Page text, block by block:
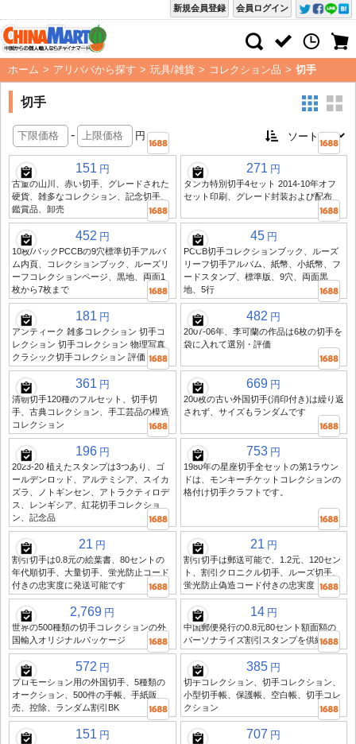
会員ログイン
新規会員登録
ホーム > アリババから探す > 玩具/雑貨 > コレクション品 > 切手
切手
- 円
151 円
古董の山川、赤い切手、グレードされた
硬貨、雑多なコレクション、記念切手、
鑑賞品、卸売
271 円
タンカ特別切手4セット 2014-10年オフ
セット印刷、グレード封装および配布
452 円
10枚/パックPCCBの9穴標準切手アルバ
ム内頁、コレクションブック、ルーズリ
ーフコレクションページ、黒地、両面1
枚から7枚まで
45 円
PCCB切手コレクションブック、ルーズ
リーフ切手アルバム、紙幣、小紙幣、フ
ードスタンプ、標準版、9穴、両面黒
地、5行
181 円
アンティーク 雑多コレクション 切手コ
レクション 切手コレクション 物理写真
クラシック切手コレクション 評価
482 円
2007-06年、李可蘭の作品は6枚の切手を
袋に入れて選別・評価
361 円
清朝切手120種のフルセット、切手切
手、古典コレクション、手工芸品の模造
コレクション
669 円
200枚の古い外国切手(消印付き)は繰り返
されず、サイズもランダムです
196 円
2023-20 植えたスタンプは3つあり、ゴ
ールデンロッド、アルテミシア、スイカ
ズラ、ノトギンセン、アトラクティロデ
ス、レンギシア、紅花切手コレクショ
ン、記念品
753 円
1980年の星座切手全セットの第1ラウン
ドは、モンキーチケットコレクションの
格付け切手クラフトです。
21 円
割引切手は0.8元の絵葉書、80セントの
年代順切手、大量切手、蛍光防止コード
付きの忠実度に発送可能です
21 円
割引切手は郵送可能で、1.2元、120セン
ト、割引クロニクル切手、ルーズ切手、
蛍光防止偽造コード付きの忠実度
2,769 円
世界の500種類の切手コレクションの外
国輸入オリジナルパッケージ
14 円
中国郵便発行の0.8元80セント額面額の
パーソナライズ割引スタンプを供給
572 円
プロモーション用の外国切手、5種類の
オークション、500件の手帳、手紙販
売、控除、ランダム割引BK
385 円
切手コレクション、切手コレクション、
小型切手帳、保護帳、空白帳、切手コレ
クション
151 円 707 円